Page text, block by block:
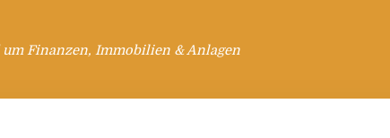
Finanzen, Immobilien & Anlagen